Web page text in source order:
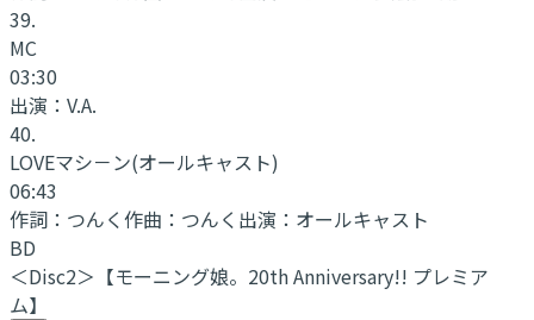
39.
MC
03:30
出演： V.A.
40.
LOVEマシ－ン(オールキャスト)
06:43
作詞： つんく作曲： つんく 出演： オールキャスト
BD
＜Disc2＞【モーニング娘。20th Anniversary!! プレミア
ム】